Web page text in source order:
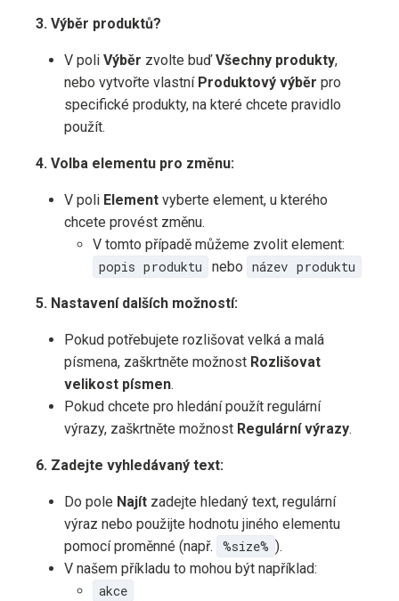
3. Výběr produktů?
V poli Výběr zvolte buďVšechny produkty,
nebo vytvořte vlastní Produktový výběr pro
specifické produkty, na které chcete pravidlo
použít.
4. Volba elementu pro změnu:
V poli Element vyberte element, u kterého
chcete provést změnu.
V tomto případě můžeme zvolit element:
popis produktu
nebo název produktu
5. Nastavení dalších možností:
Pokud potřebujete rozlišovat velká a malá
písmena, zaškrtněte možnost Rozlišovat
velikost písmen.
Pokud chcete pro hledání použít regulární
výrazy, zaškrtněte možnost Regulární výrazy.
6. Zadejte vyhledávaný text:
Do pole Najít zadejte hledaný text, regulární
výraz nebo použijte hodnotu jiného elementu
pomocí proměnné (např.
%size% ).
V našem příkladu to mohou být například:
akce